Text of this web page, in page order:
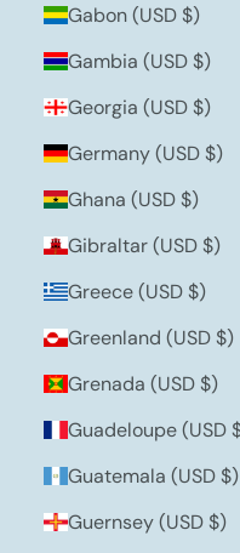
Gabon (USD $)
Gambia (USD $)
Georgia (USD $)
Germany (USD $)
Ghana (USD $)
Gibraltar (USD $)
Greece (USD $)
Greenland (USD $)
Grenada (USD $)
Guadeloupe (USD
Guatemala (USD $)
Guernsey (USD $)